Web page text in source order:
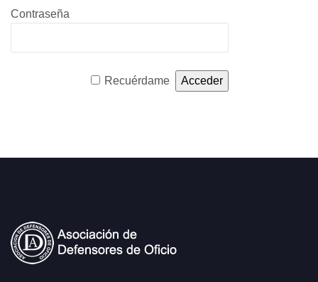
Contraseña
Recuérdame